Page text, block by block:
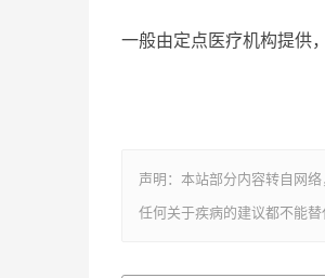
一般由定点医疗机构提供
声明：本站部分内容转自网
任何关于疾病的建议都不能